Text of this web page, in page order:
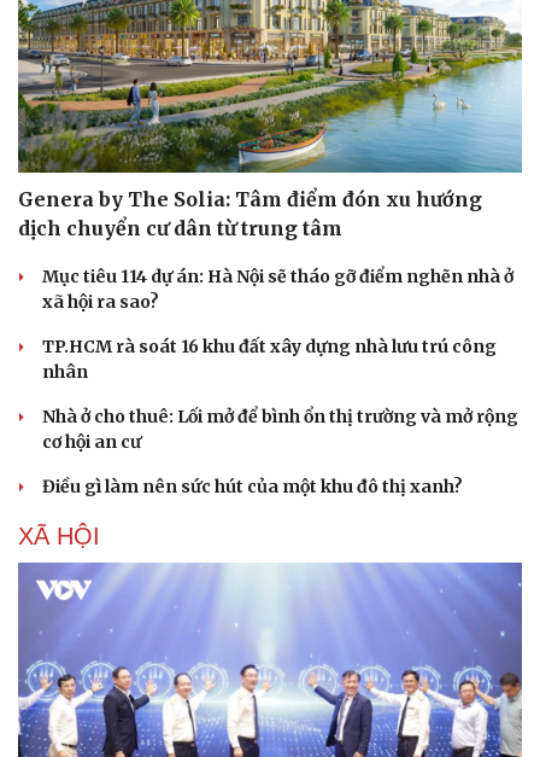
Nam khoa
Làm đẹp - giảm cân
Phòng mạch online
Ăn sạch sống khỏe
Genera by The Solia: Tâm điểm đón xu hướng
dịch chuyển cư dân từ trung tâm
Mục tiêu 114 dự án: Hà Nội sẽ tháo gỡ điểm nghẽn nhà ở
xã hội ra sao?
TP.HCM rà soát 16 khu đất xây dựng nhà lưu trú công
nhân
Nhà ở cho thuê: Lối mở để bình ổn thị trường và mở rộng
cơ hội an cư
Điều gì làm nên sức hút của một khu đô thị xanh?
XÃ HỘI